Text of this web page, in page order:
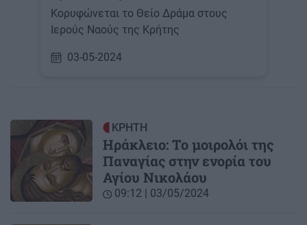
Κορυφώνεται το Θείο Δράμα στους
Ιερούς Ναούς της Κρήτης
03-05-2024
ΚΡΗΤΗ
Ηράκλειο: Το μοιρολόι της
Παναγίας στην ενορία του
Αγίου Νικολάου
09:12 | 03/05/2024